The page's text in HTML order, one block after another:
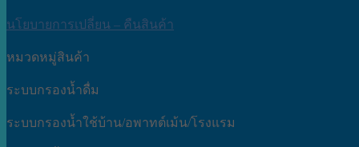
นโยบายการเปลี่ยน – คืนสินค้า
หมวดหมู่สินค้า
ระบบกรองน้ำดื่ม
ระบบกรองน้ำใช้บ้าน/อพาทต์เม้น/โรงแรม